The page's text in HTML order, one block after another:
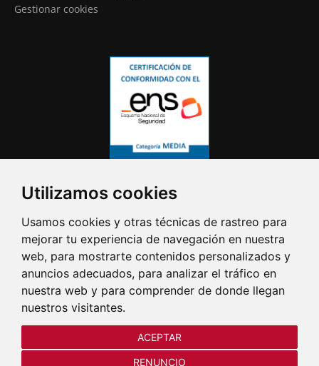
Utilizamos cookies
Usamos cookies y otras técnicas de rastreo para
mejorar tu experiencia de navegación en nuestra
web, para mostrarte contenidos personalizados y
anuncios adecuados, para analizar el tráfico en
nuestra web y para comprender de donde llegan
nuestros visitantes.
ACEPTAR
RENUNCIO
Gestionar cookies